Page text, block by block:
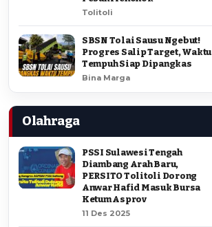
Tolitoli
SBSN Tolai Sausu Ngebut!
Progres Salip Target, Waktu
Tempuh Siap Dipangkas
Bina Marga
Olahraga
PSSI Sulawesi Tengah
Diambang Arah Baru,
PERSITO Tolitoli Dorong
Anwar Hafid Masuk Bursa
Ketum Asprov
11 Des 2025